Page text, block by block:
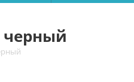
черный